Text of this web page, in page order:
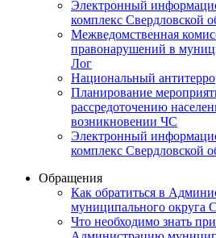
Электронный
комплекс Cвердловской
Межведомственная
правонарушений в
Лог
Национальный
Планирование
рассредоточению
возникновении ЧС
Электронный
комплекс Свердловской
Обращения
Как обратиться в
муниципального округа
Что необходимо знать